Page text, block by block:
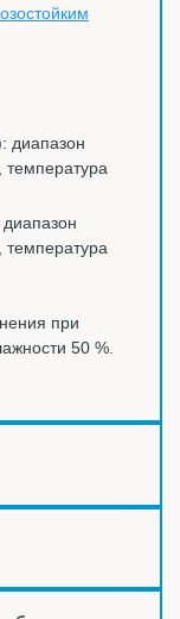
диапазон
температура
диапазон
температура
при
50 %.